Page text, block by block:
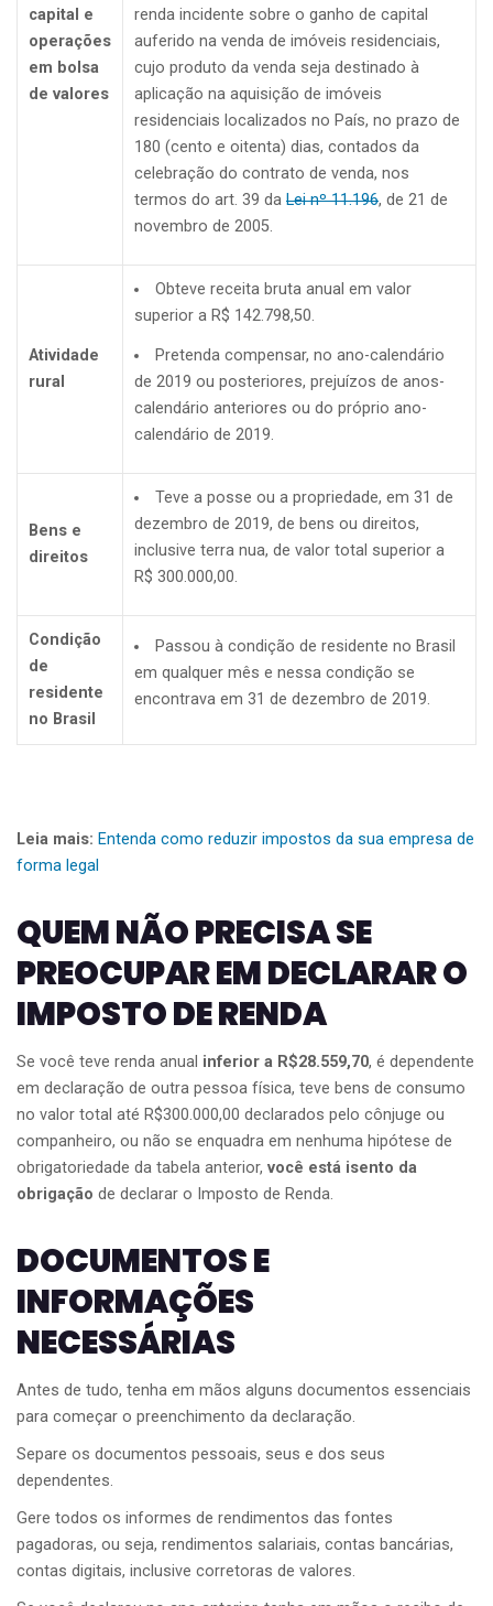
capital e
operações
em bolsa
de valores
renda incidente sobre o ganho de capital
auferido na venda de imóveis residenciais,
cujo produto da venda seja destinado à
aplicação na aquisição de imóveis
residenciais localizados no País, no prazo de
180 (cento e oitenta) dias, contados da
celebração do contrato de venda, nos
termos do art. 39 da Lei nº 11.196, de 21 de
novembro de 2005.
Atividade
rural
Obteve receita bruta anual em valor
superior a R$ 142.798,50.
Pretenda compensar, no ano-calendário
de 2019 ou posteriores, prejuízos de anos-
calendário anteriores ou do próprio ano-
calendário de 2019.
Bens e
direitos
Teve a posse ou a propriedade, em 31 de
dezembro de 2019, de bens ou direitos,
inclusive terra nua, de valor total superior a
R$ 300.000,00.
Condição
de
residente
no Brasil
Passou à condição de residente no Brasil
em qualquer mês e nessa condição se
encontrava em 31 de dezembro de 2019.
Leia mais: Entenda como reduzir impostos da sua empresa de
forma legal
QUEM NÃO PRECISA SE
PREOCUPAR EM DECLARAR O
IMPOSTO DE RENDA
Se você teve renda anual inferior a R$28.559,70, é dependente
em declaração de outra pessoa física, teve bens de consumo
no valor total até R$300.000,00 declarados pelo cônjuge ou
companheiro, ou não se enquadra em nenhuma hipótese de
obrigatoriedade da tabela anterior, você está isento da
obrigação de declarar o Imposto de Renda.
DOCUMENTOS E
INFORMAÇÕES
NECESSÁRIAS
Antes de tudo, tenha em mãos alguns documentos essenciais
para começar o preenchimento da declaração.
Separe os documentos pessoais, seus e dos seus
dependentes.
Gere todos os informes de rendimentos das fontes
pagadoras, ou seja, rendimentos salariais, contas bancárias,
contas digitais, inclusive corretoras de valores.